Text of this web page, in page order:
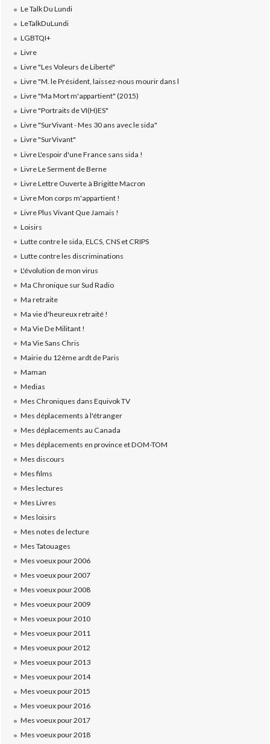
Le Talk Du Lundi
LeTalkDuLundi
LGBTQI+
Livre
Livre "Les Voleurs de Liberté"
Livre "M. le Président, laissez-nous mourir dans l
Livre "Ma Mort m'appartient" (2015)
Livre "Portraits de VI(H)ES"
Livre "SurVivant - Mes 30 ans avec le sida"
Livre "SurVivant"
Livre L'espoir d'une France sans sida !
Livre Le Serment de Berne
Livre Lettre Ouverte à Brigitte Macron
Livre Mon corps m'appartient !
Livre Plus Vivant Que Jamais !
Loisirs
Lutte contre le sida, ELCS, CNS et CRIPS
Lutte contre les discriminations
L'évolution de mon virus
Ma Chronique sur Sud Radio
Ma retraite
Ma vie d'heureux retraité !
Ma Vie De Militant !
Ma Vie Sans Chris
Mairie du 12ème ardt de Paris
Maman
Medias
Mes Chroniques dans Equivok TV
Mes déplacements à l'étranger
Mes déplacements au Canada
Mes déplacements en province et DOM-TOM
Mes discours
Mes films
Mes lectures
Mes Livres
Mes loisirs
Mes notes de lecture
Mes Tatouages
Mes voeux pour 2006
Mes voeux pour 2007
Mes voeux pour 2008
Mes voeux pour 2009
Mes voeux pour 2010
Mes voeux pour 2011
Mes voeux pour 2012
Mes voeux pour 2013
Mes voeux pour 2014
Mes voeux pour 2015
Mes voeux pour 2016
Mes voeux pour 2017
Mes voeux pour 2018